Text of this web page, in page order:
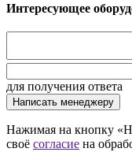
Интересующее
для получения ответа
Написать менеджеру
Нажимая на кнопку
своё согласие на